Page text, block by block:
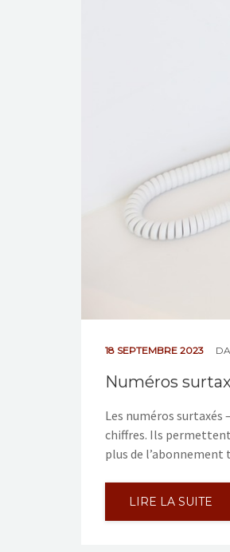
18 SEPTEMBRE 2023
Numéros
Les numéros surtaxés
chiffres. Ils permettent
plus de
LIRE LA SUITE